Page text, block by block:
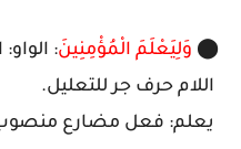
⬤ وَلِيَعْلَمَ الْمُؤْمِنِينَ:
اللام حرف جر للتعليل.
يعلم: فعل مضارع